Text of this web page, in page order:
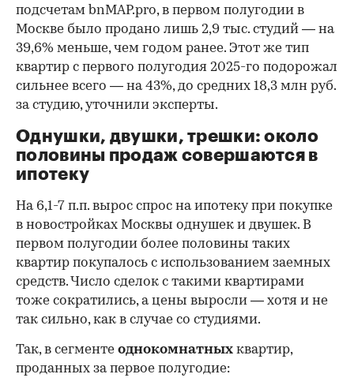
00:00 / 00:00
подсчетам bnMAP.pro, в первом полугодии в
Москве было продано лишь 2,9 тыс. студий — на
39,6% меньше, чем годом ранее. Этот же тип
квартир с первого полугодия 2025-го подорожал
сильнее всего — на 43%, до средних 18,3 млн руб.
за студию, уточнили эксперты.
Однушки, двушки, трешки: около
половины продаж совершаются в
ипотеку
На 6,1-7 п.п. вырос спрос на ипотеку при покупке
в новостройках Москвы однушек и двушек. В
первом полугодии более половины таких
квартир покупалось с использованием заемных
средств. Число сделок с такими квартирами
тоже сократились, а цены выросли — хотя и не
так сильно, как в случае со студиями.
Так, в сегменте однокомнатных квартир,
проданных за первое полугодие: